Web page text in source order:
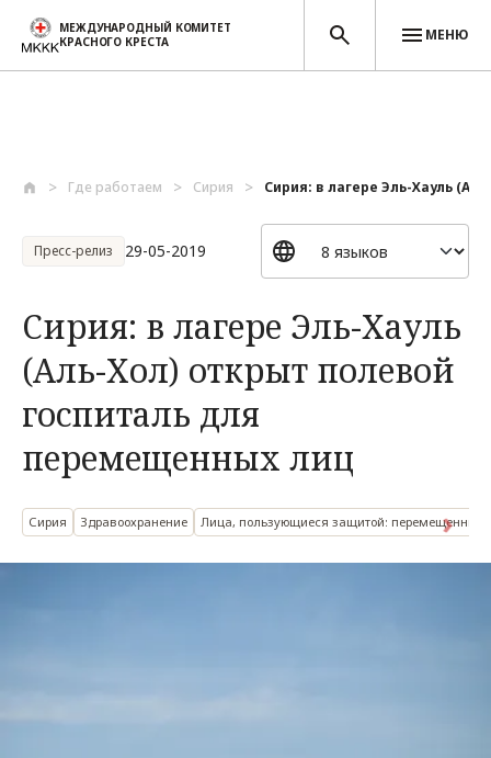
МЕЖДУНАРОДНЫЙ КОМИТЕТ
КРАСНОГО КРЕСТА
МЕНЮ
Где работаем Сирия Сирия: в лагере Эль-Хауль
Пресс-релиз 29-05-2019
Сирия: в лагере Эль-Хауль
(Аль-Хол) открыт полевой
госпиталь для
перемещенных лиц
Сирия Здравоохранение Лица, пользующиеся защитой: перемещенные